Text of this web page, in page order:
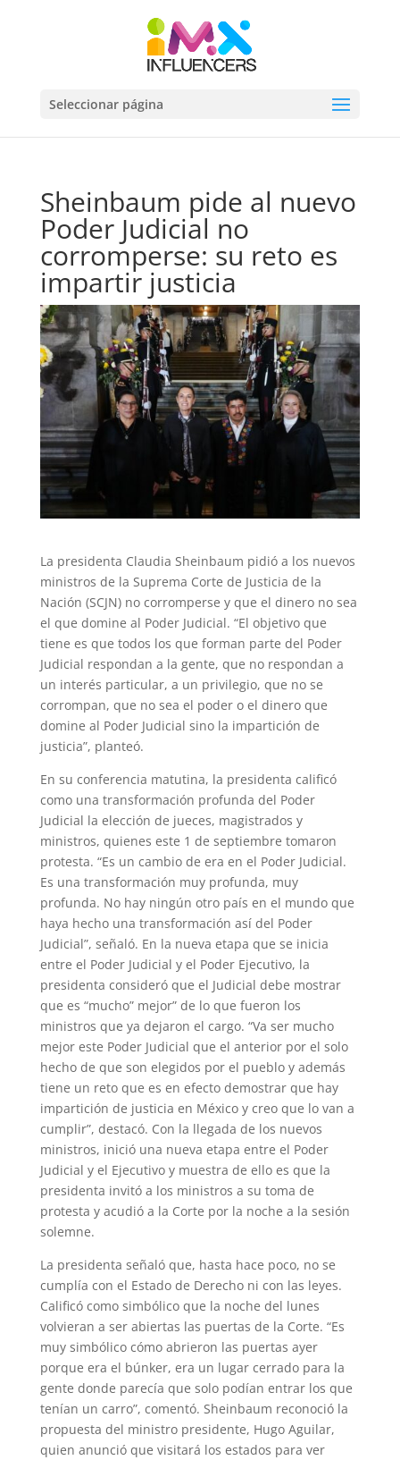
Seleccionar página
Sheinbaum pide al nuevo
Poder Judicial no
corromperse: su reto es
impartir justicia
La presidenta Claudia Sheinbaum pidió a los nuevos
ministros de la Suprema Corte de Justicia de la
Nación (SCJN) no corromperse y que el dinero no sea
el que domine al Poder Judicial. “El objetivo que
tiene es que todos los que forman parte del Poder
Judicial respondan a la gente, que no respondan a
un interés particular, a un privilegio, que no se
corrompan, que no sea el poder o el dinero que
domine al Poder Judicial sino la impartición de
justicia”, planteó.
En su conferencia matutina, la presidenta calificó
como una transformación profunda del Poder
Judicial la elección de jueces, magistrados y
ministros, quienes este 1 de septiembre tomaron
protesta. “Es un cambio de era en el Poder Judicial.
Es una transformación muy profunda, muy
profunda. No hay ningún otro país en el mundo que
haya hecho una transformación así del Poder
Judicial”, señaló. En la nueva etapa que se inicia
entre el Poder Judicial y el Poder Ejecutivo, la
presidenta consideró que el Judicial debe mostrar
que es “mucho” mejor” de lo que fueron los
ministros que ya dejaron el cargo. “Va ser mucho
mejor este Poder Judicial que el anterior por el solo
hecho de que son elegidos por el pueblo y además
tiene un reto que es en efecto demostrar que hay
impartición de justicia en México y creo que lo van a
cumplir”, destacó. Con la llegada de los nuevos
ministros, inició una nueva etapa entre el Poder
Judicial y el Ejecutivo y muestra de ello es que la
presidenta invitó a los ministros a su toma de
protesta y acudió a la Corte por la noche a la sesión
solemne.
La presidenta señaló que, hasta hace poco, no se
cumplía con el Estado de Derecho ni con las leyes.
Calificó como simbólico que la noche del lunes
volvieran a ser abiertas las puertas de la Corte. “Es
muy simbólico cómo abrieron las puertas ayer
porque era el búnker, era un lugar cerrado para la
gente donde parecía que solo podían entrar los que
tenían un carro”, comentó. Sheinbaum reconoció la
propuesta del ministro presidente, Hugo Aguilar,
quien anunció que visitará los estados para ver